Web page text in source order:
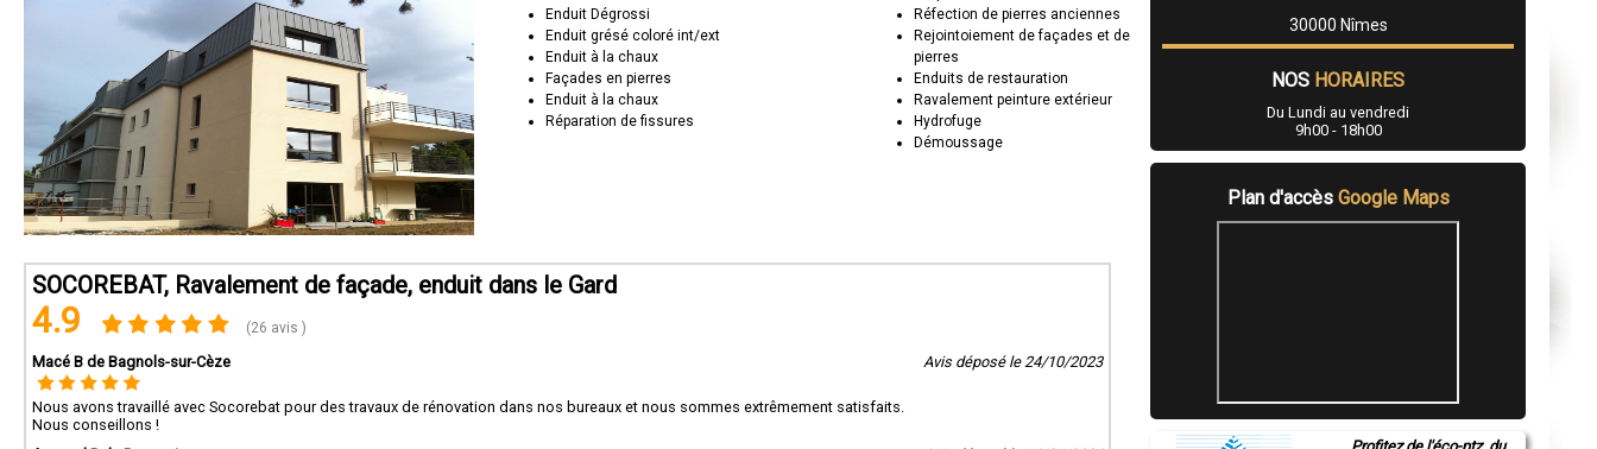
Enduit Dégrossi
Enduit grésé coloré int/ext
Enduit à la chaux
Façades en pierres
Enduit à la chaux
Réparation de fissures
Réfection de pierres anciennes
Rejointoiement de façades et de
pierres
Enduits de restauration
Ravalement peinture extérieur
Hydrofuge
Démoussage
SOCOREBAT, Ravalement de façade, enduit dans le Gard
4.9 (26 avis )
Macé B de Bagnols-sur-Cèze Avis déposé le 24/10/2023
Nous avons travaillé avec Socorebat pour des travaux de rénovation dans nos bureaux et nous sommes extrêmement satisfaits.
Nous conseillons !
30000 Nîmes
NOS HORAIRES
Du Lundi au vendredi
9h00 - 18h00
Plan d'accès Google Maps